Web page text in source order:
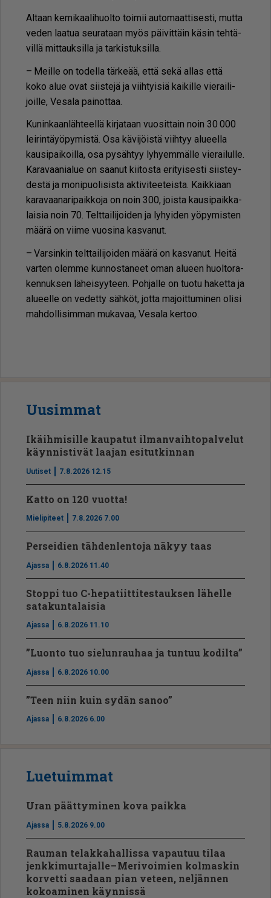
Al­taan ke­mi­kaa­li­huol­to toi­mii au­to­maat­ti­ses­ti, mut­ta
ve­den laa­tua seu­ra­taan myös päi­vit­täin kä­sin teh­tä­
vil­lä mit­tauk­sil­la ja tar­kis­tuk­sil­la.
– Meil­le on to­del­la tär­ke­ää, et­tä sekä al­las et­tä
koko alue ovat siis­te­jä ja viih­tyi­siä kai­kil­le vie­rai­li­
joil­le, Ve­sa­la pai­not­taa.
Ku­nin­kaan­läh­teel­lä kir­ja­taan vuo­sit­tain noin 30 000
lei­rin­täy­ö­py­mis­tä. Osa kä­vi­jöis­tä viih­tyy alu­eel­la
kau­si­pai­koil­la, osa py­säh­tyy ly­hy­em­mäl­le vie­rai­lul­le.
Ka­ra­vaa­ni­a­lue on saa­nut kii­tos­ta eri­tyi­ses­ti siis­tey­
des­tä ja mo­ni­puo­li­sis­ta ak­ti­vi­tee­teis­ta. Kaik­ki­aan
ka­ra­vaa­na­ri­paik­ko­ja on noin 300, jois­ta kau­si­paik­ka­
lai­sia noin 70. Telt­tai­li­joi­den ja ly­hyi­den yö­py­mis­ten
mää­rä on vii­me vuo­si­na kas­va­nut.
– Var­sin­kin telt­tai­li­joi­den mää­rä on kas­va­nut. Hei­tä
var­ten olem­me kun­nos­ta­neet oman alu­een huol­to­ra­
ken­nuk­sen lä­hei­syy­teen. Poh­jal­le on tuo­tu ha­ket­ta ja
alu­eel­le on ve­det­ty säh­köt, jot­ta ma­joit­tu­mi­nen oli­si
mah­dol­li­sim­man mu­ka­vaa, Ve­sa­la ker­too.
Uusimmat
Ikäihmisille kaupatut ilmanvaihtopalvelut
käynnistivät laajan esitutkinnan
Uutiset 7.8.2026 12.15
Katto on 120 vuotta!
Mielipiteet 7.8.2026 7.00
Perseidien tähdenlentoja näkyy taas
Ajassa 6.8.2026 11.40
Stoppi tuo C-hepatiit­ti­tes­tauksen lähelle
satakuntalaisia
Ajassa 6.8.2026 11.10
”Luonto tuo sielunrauhaa ja tuntuu kodilta”
Ajassa 6.8.2026 10.00
”Teen niin kuin sydän sanoo”
Ajassa 6.8.2026 6.00
Luetuimmat
Uran päättyminen kova paikka
Ajassa 5.8.2026 9.00
Rauman telakkahallissa vapautuu tilaa
jenkkimurtajalle – Merivoimien kolmaskin
korvetti saadaan pian veteen, neljännen
kokoaminen käynnissä